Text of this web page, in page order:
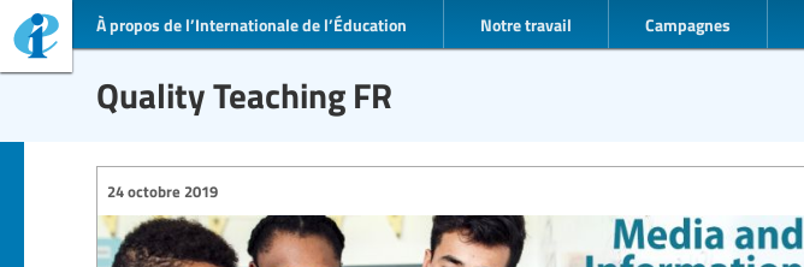
À propos de l’Internationale de l’Éducation Notre travail Campagnes
Quality Teaching FR
24 octobre 2019